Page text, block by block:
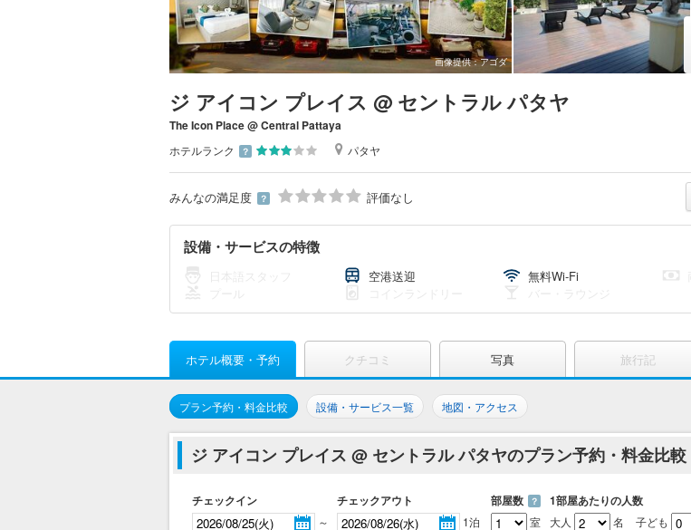
画像提供：アゴダ
ジ アイコン プレイス @ セントラル パタヤ
The Icon Place @ Central Pattaya
ホテルランク ？ パタヤ
みんなの満足度 ？ 評価なし
設備・サービスの特徴
空港送迎 無料Wi-Fi
ホテル概要・予約 クチコミ 写真 旅行記
プラン予約・料金比較 設備・サービス一覧 地図・アクセス
ジ アイコン プレイス @ セントラル パタヤのプラン予約・料金比較
チェックイン
～
チェックアウト
1泊
部屋数 ？
室
1部屋あたりの人数
大人 名 子ども